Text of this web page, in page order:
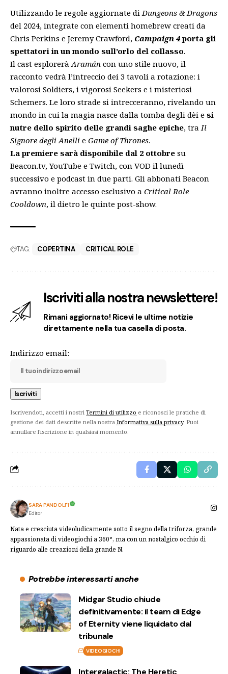
Utilizzando le regole aggiornate di Dungeons & Dragons
del 2024, integrate con elementi homebrew creati da
Chris Perkins e Jeremy Crawford, Campaign 4porta gli
spettatori in un mondo sull’orlo del collasso.
Il cast esplorerà Aramán con uno stile nuovo, il
racconto vedrà l’intreccio dei 3 tavoli a rotazione: i
valorosi Soldiers, i vigorosi Seekers e i misteriosi
Schemers. Le loro strade si intrecceranno, rivelando un
mondo in cui la magia nasce dalla tomba degli dèi e si
nutre dello spirito delle grandi saghe epiche, tra Il
Signore degli Anelli e Game of Thrones.
La premiere sarà disponibile dal 2 ottobre su
Beacon.tv, YouTube e Twitch, con VOD il lunedì
successivo e podcast in due parti. Gli abbonati Beacon
avranno inoltre accesso esclusivo a Critical Role
Cooldown, il dietro le quinte post-show.
TAG: COPERTINA CRITICAL ROLE
Iscriviti alla nostra newslettere!
Rimani aggiornato! Ricevi le ultime notizie
direttamente nella tua casella di posta.
Indirizzo email:
Iscrivendoti, accetti i nostri Termini di utilizzo e riconosci le pratiche di
gestione dei dati descritte nella nostra Informativa sulla privacy. Puoi
annullare l'iscrizione in qualsiasi momento.
SARA PANDOLFI
Editor
Nata e cresciuta videoludicamente sotto il segno della triforza, grande
appassionata di videogiochi a 360°, ma con un nostalgico occhio di
riguardo alle creazioni della grande N.
Potrebbe interessarti anche
Midgar Studio chiude
definitivamente: il team di Edge
of Eternity viene liquidato dal
tribunale
VIDEOGIOCHI
Intergalactic: The Heretic